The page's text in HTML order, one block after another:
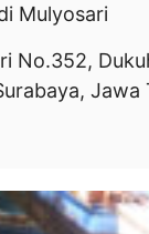
Mulyosari
No.352,
Jawa